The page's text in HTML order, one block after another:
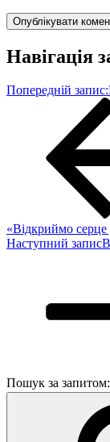
Навігація
Попередній запис:
«Відкриймо серце
Наступний запис
Пошук за запитом: